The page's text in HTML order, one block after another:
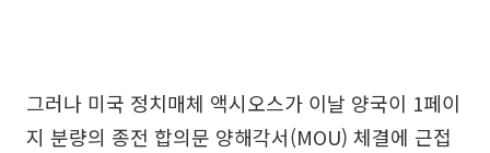
그러나 미국 정치매체 액시오스가 이날 양국이 1페이
지 분량의 종전 합의문 양해각서(MOU) 체결에 근접